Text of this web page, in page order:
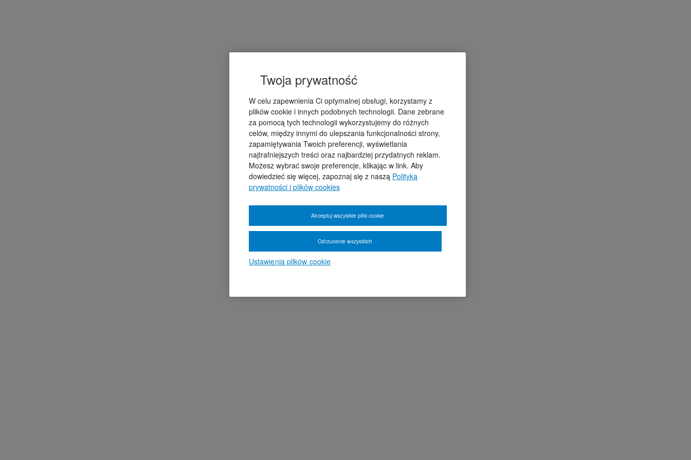
Twoja prywatność
W celu zapewnienia Ci optymalnej obsługi, korzystamy z
plików cookie i innych podobnych technologii. Dane zebrane
za pomocą tych technologii wykorzystujemy do różnych
celów, między innymi do ulepszania funkcjonalności strony,
zapamiętywania Twoich preferencji, wyświetlania
najtrafniejszych treści oraz najbardziej przydatnych reklam.
Możesz wybrać swoje preferencje, klikając w link. Aby
dowiedzieć się więcej, zapoznaj się z naszą Polityką
prywatności i plików cookies
Ustawienia plików cookie
Odrzucenie wszystkich
Akceptuj wszystkie pliki cookie